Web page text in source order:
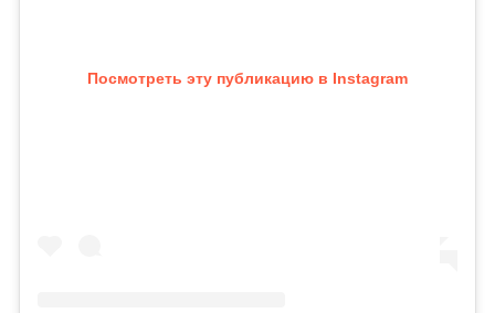
Посмотреть эту публикацию в Instagram